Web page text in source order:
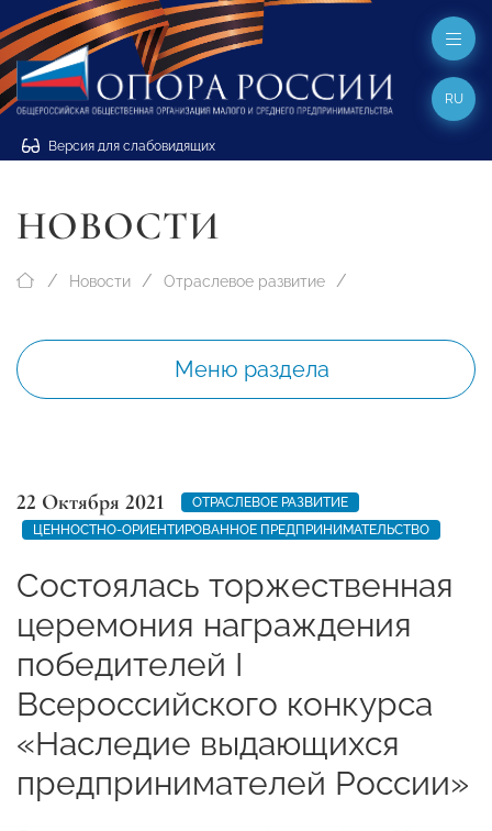
Версия для слабовидящих
RU
НОВОСТИ
Новости Отраслевое развитие
Меню раздела
22 Октября 2021
ОТРАСЛЕВОЕ РАЗВИТИЕ
ЦЕННОСТНО-ОРИЕНТИРОВАННОЕ ПРЕДПРИНИМАТЕЛЬСТВО
Состоялась торжественная
церемония награждения
победителей I
Всероссийского конкурса
«Наследие выдающихся
предпринимателей России»